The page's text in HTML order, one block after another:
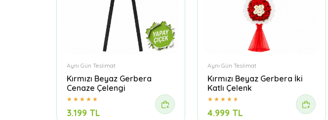
Aynı Gün Teslimat
Kırmızı Beyaz Gerbera
Cenaze Çelengi
3.199 TL
Aynı Gün Teslimat
Kırmızı Beyaz Gerbera İki
Katlı Çelenk
4.999 TL